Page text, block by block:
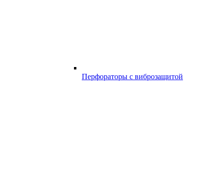
Перфораторы с виброзащитой